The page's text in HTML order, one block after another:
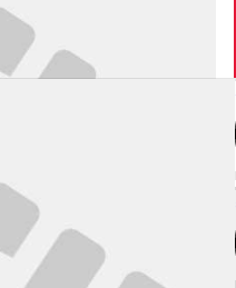
Choke), 1. kolo 2:11
prohra
AM 19 - Night of Champions